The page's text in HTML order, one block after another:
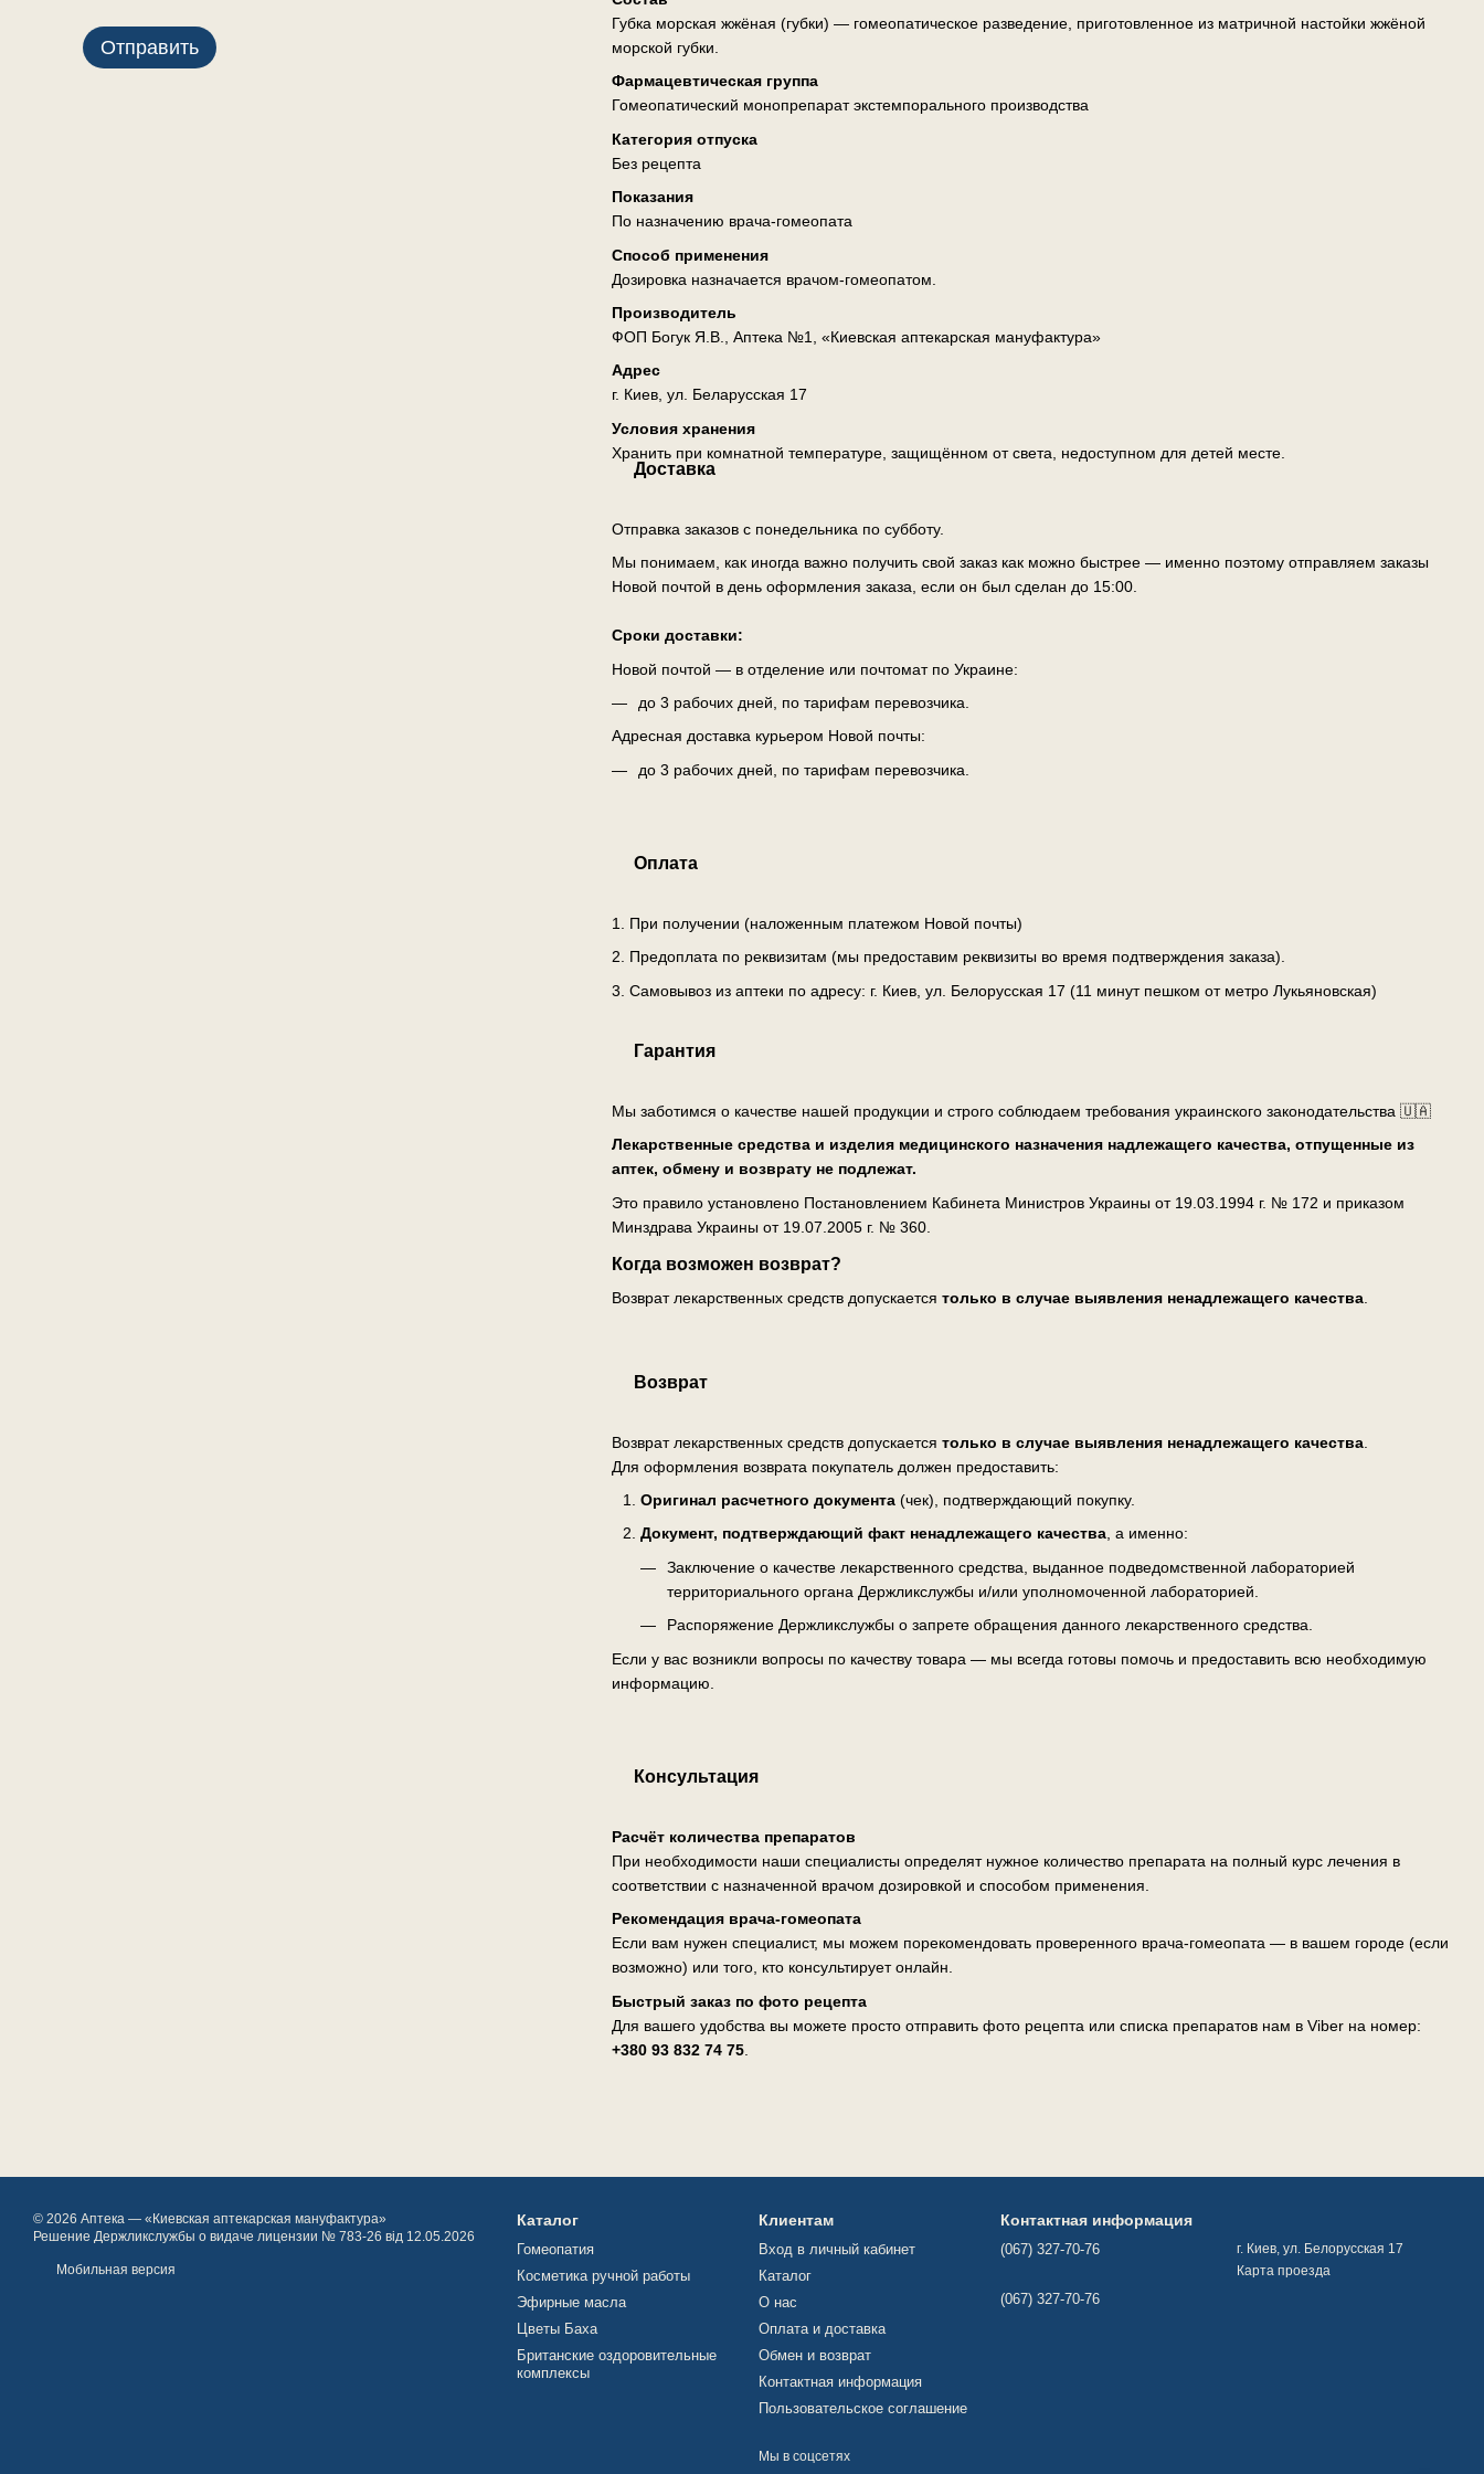
Отправить
Губка морская жжёная (губки) — гомеопатическое разведение, приготовленное из матричной настойки жжёной
морской губки.
Фармацевтическая группа
Гомеопатический монопрепарат экстемпорального производства
Категория отпуска
Без рецепта
Показания
По назначению врача-гомеопата
Способ применения
Дозировка назначается врачом-гомеопатом.
Производитель
ФОП Богук Я.В., Аптека №1, «Киевская аптекарская мануфактура»
Адрес
г. Киев, ул. Беларусская 17
Условия хранения
Хранить при комнатной температуре, защищённом от света, недоступном для детей месте.
Доставка
Отправка заказов с понедельника по субботу.
Мы понимаем, как иногда важно получить свой заказ как можно быстрее — именно поэтому отправляем заказы
Новой почтой в день оформления заказа, если он был сделан до 15:00.
Сроки доставки:
Новой почтой — в отделение или почтомат по Украине:
до 3 рабочих дней, по тарифам перевозчика.
Адресная доставка курьером Новой почты:
до 3 рабочих дней, по тарифам перевозчика.
Оплата
1. При получении (наложенным платежом Новой почты)
2. Предоплата по реквизитам (мы предоставим реквизиты во время подтверждения заказа).
3. Самовывоз из аптеки по адресу: г. Киев, ул. Белорусская 17 (11 минут пешком от метро Лукьяновская)
Гарантия
Мы заботимся о качестве нашей продукции и строго соблюдаем требования украинского законодательства 🇺🇦
Лекарственные средства и изделия медицинского назначения надлежащего качества, отпущенные из
аптек, обмену и возврату не подлежат.
Это правило установлено Постановлением Кабинета Министров Украины от 19.03.1994 г. № 172 и приказом
Минздрава Украины от 19.07.2005 г. № 360.
Когда возможен возврат?
Возврат лекарственных средств допускается только в случае выявления ненадлежащего качества.
Возврат
Возврат лекарственных средств допускается только в случае выявления ненадлежащего качества.
Для оформления возврата покупатель должен предоставить:
Оригинал расчетного документа(чек), подтверждающий покупку.
Документ, подтверждающий факт ненадлежащего качества, а именно:
Заключение о качестве лекарственного средства, выданное подведомственной лабораторией
территориального органа Держликслужбы и/или уполномоченной лабораторией.
Распоряжение Держликслужбы о запрете обращения данного лекарственного средства.
Если у вас возникли вопросы по качеству товара — мы всегда готовы помочь и предоставить всю необходимую
информацию.
Консультация
Расчёт количества препаратов
При необходимости наши специалисты определят нужное количество препарата на полный курс лечения в
соответствии с назначенной врачом дозировкой и способом применения.
Рекомендация врача-гомеопата
Если вам нужен специалист, мы можем порекомендовать проверенного врача-гомеопата — в вашем городе (если
возможно) или того, кто консультирует онлайн.
Быстрый заказ по фото рецепта
Для вашего удобства вы можете просто отправить фото рецепта или списка препаратов нам в Viber на номер:
+380 93 832 74 75.
© 2026 Аптека — «Киевская аптекарская мануфактура»
Решение Держликслужбы о видаче лицензии № 783-26 від 12.05.2026
Мобильная версия
Каталог
Гомеопатия
Косметика ручной работы
Эфирные масла
Цветы Баха
Британские оздоровительные
комплексы
Клиентам
Вход в личный кабинет
Каталог
О нас
Оплата и доставка
Обмен и возврат
Контактная информация
Пользовательское соглашение
Мы в соцсетях
Контактная информация
(067) 327-70-76
(067) 327-70-76
г. Киев, ул. Белорусская 17
Карта проезда